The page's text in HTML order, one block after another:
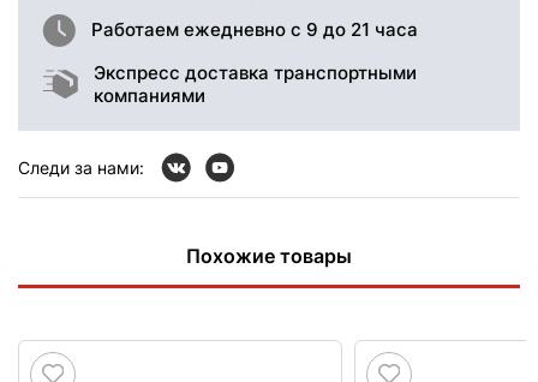
Работаем ежедневно с 9 до 21 часа
Экспресс доставка транспортными
компаниями
Следи за нами:
Похожие товары